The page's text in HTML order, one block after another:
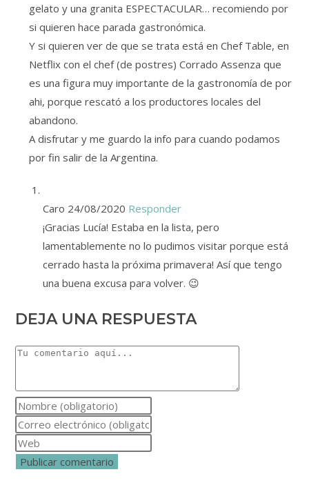
gelato y una granita ESPECTACULAR… recomiendo por
si quieren hace parada gastronómica.
Y si quieren ver de que se trata está en Chef Table, en
Netflix con el chef (de postres) Corrado Assenza que
es una figura muy importante de la gastronomía de por
ahi, porque rescató a los productores locales del
abandono.
A disfrutar y me guardo la info para cuando podamos
por fin salir de la Argentina.
Caro 24/08/2020 Responder
¡Gracias Lucía! Estaba en la lista, pero
lamentablemente no lo pudimos visitar porque está
cerrado hasta la próxima primavera! Así que tengo
una buena excusa para volver. 😉
DEJA UNA RESPUESTA
Comentario
Introduce
tu
nombre
o
nombre
Introduce
tu
dirección
Introduce
la